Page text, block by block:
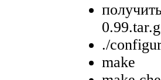
./
make